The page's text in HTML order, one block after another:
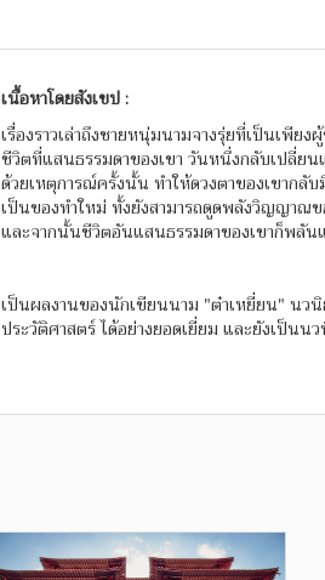
เนื้อหาโดยสังเขป :
เรื่องราวเล่าถึงชายหนุ่มนามจางรุ่ยที่เป็นเพีย
ชีวิตที่แสนธรรมดาของเขา วันหนึ่งกลับเปลี่ย
ด้วยเหตุการณ์ครั้งนั้น ทำให้ดวงตาของเขาก
เป็นของทำใหม่ ทั้งยังสามารถดูดพลังวิญญาณ
และจากนั้นชีวิตอันแสนธรรมดาของเขาก็พลัน
เป็นผลงานของนักเขียนนาม "ต๋าเหยี่ยน" น
ประวัติศาสตร์ ได้อย่างยอดเยี่ยม และยังเป็น